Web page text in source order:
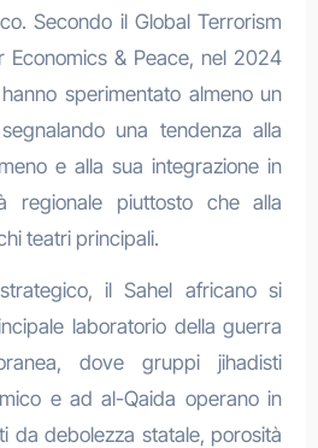
Secondo il Global Terrorism
Economics & Peace, nel 2024
sperimentato almeno un
una tendenza alla
e alla sua integrazione in
regionale piuttosto che alla
teatri principali.
il Sahel africano si
laboratorio della guerra
dove gruppi jihadisti
e ad al-Qaida operano in
da debolezza statale, porosità